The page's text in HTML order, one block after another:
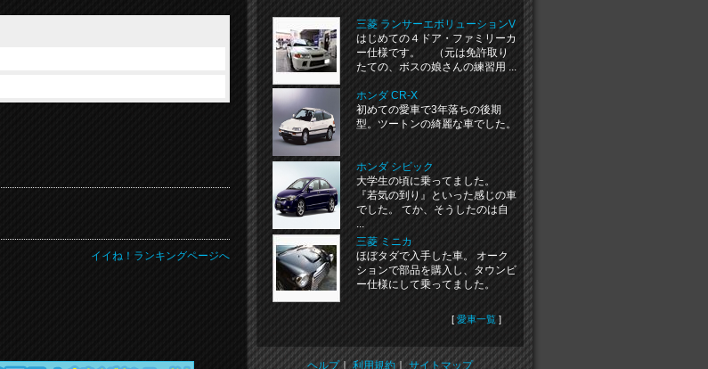
イイね！ランキングページへ
三菱 ランサーエボリューションV
はじめての４ドア・ファミリーカ
ー仕様です。 （元は免許取り
たての、ボスの娘さんの練習用 ...
ホンダ CR-X
初めての愛車で3年落ちの後期
型。ツートンの綺麗な車でした。
ホンダ シビック
大学生の頃に乗ってました。
『若気の到り』といった感じの車
でした。 てか、そうしたのは自
...
三菱 ミニカ
ほぼタダで入手した車。 オーク
ションで部品を購入し、タウンビ
ー仕様にして乗ってました。
[ 愛車一覧 ]
ヘルプ｜利用規約 ｜サイトマップ